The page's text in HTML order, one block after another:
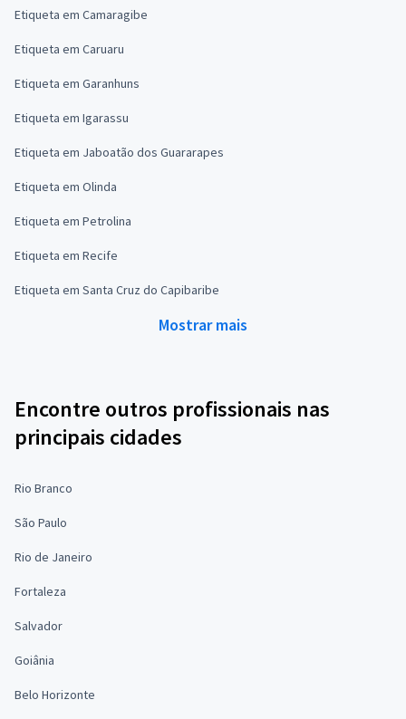
Etiqueta em Camaragibe
Etiqueta em Caruaru
Etiqueta em Garanhuns
Etiqueta em Igarassu
Etiqueta em Jaboatão dos Guararapes
Etiqueta em Olinda
Etiqueta em Petrolina
Etiqueta em Recife
Etiqueta em Santa Cruz do Capibaribe
Mostrar mais
Encontre outros profissionais nas
principais cidades
Rio Branco
São Paulo
Rio de Janeiro
Fortaleza
Salvador
Goiânia
Belo Horizonte